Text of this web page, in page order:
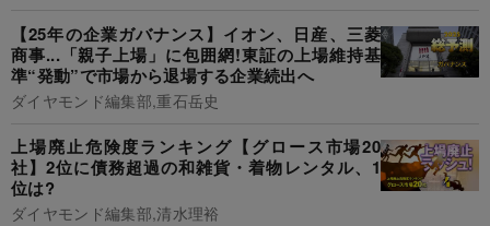
【25年の企業ガバナンス】イオン、日産、三菱
商事...「親子上場」に包囲網!東証の上場維持基
準“発動”で市場から退場する企業続出へ
ダイヤモンド編集部,重石岳史
上場廃止危険度ランキング【グロース市場20
社】2位に債務超過の和雑貨・着物レンタル、1
位は?
ダイヤモンド編集部,清水理裕